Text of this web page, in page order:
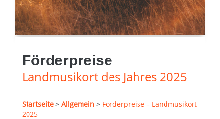
Förderpreise
Landmusikort des Jahres 2025
Startseite > Allgemein > Förderpreise – Landmusikort
2025